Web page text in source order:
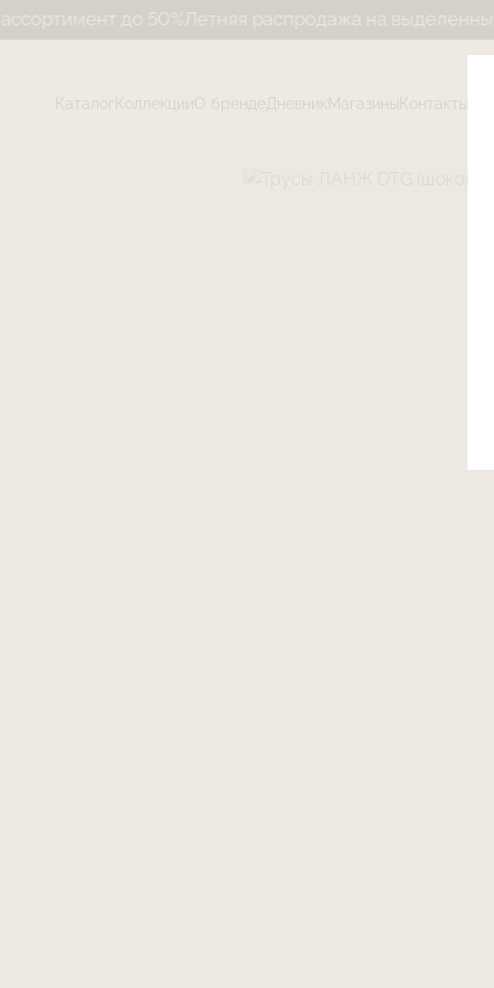
Каталог Коллекции О бренде Дневник Магазины Контакты
до 50% Летняя распродажа на выделенный